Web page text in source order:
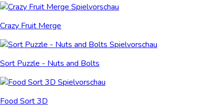
Crazy Fruit Merge
Sort Puzzle - Nuts and Bolts
Food Sort 3D